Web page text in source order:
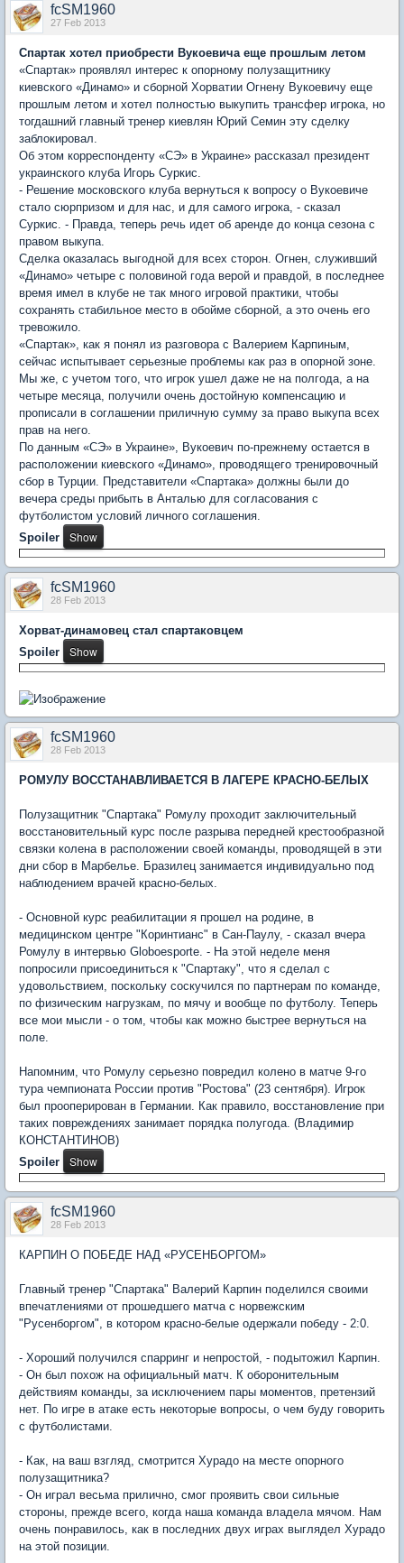
fcSM1960
27 Feb 2013
Спартак хотел приобрести Вукоевича еще прошлым летом
«Спартак» проявлял интерес к опорному полузащитнику
киевского «Динамо» и сборной Хорватии Огнену Вукоевичу еще
прошлым летом и хотел полностью выкупить трансфер игрока, но
тогдашний главный тренер киевлян Юрий Семин эту сделку
заблокировал.
Об этом корреспонденту «СЭ» в Украине» рассказал президент
украинского клуба Игорь Суркис.
- Решение московского клуба вернуться к вопросу о Вукоевиче
стало сюрпризом и для нас, и для самого игрока, - сказал
Суркис. - Правда, теперь речь идет об аренде до конца сезона с
правом выкупа.
Сделка оказалась выгодной для всех сторон. Огнен, служивший
«Динамо» четыре с половиной года верой и правдой, в последнее
время имел в клубе не так много игровой практики, чтобы
сохранять стабильное место в обойме сборной, а это очень его
тревожило.
«Спартак», как я понял из разговора с Валерием Карпиным,
сейчас испытывает серьезные проблемы как раз в опорной зоне.
Мы же, с учетом того, что игрок ушел даже не на полгода, а на
четыре месяца, получили очень достойную компенсацию и
прописали в соглашении приличную сумму за право выкупа всех
прав на него.
По данным «СЭ» в Украине», Вукоевич по-прежнему остается в
расположении киевского «Динамо», проводящего тренировочный
сбор в Турции. Представители «Спартака» должны были до
вечера среды прибыть в Анталью для согласования с
футболистом условий личного соглашения.
Spoiler
fcSM1960
28 Feb 2013
Хорват-динамовец стал спартаковцем
Spoiler
fcSM1960
28 Feb 2013
РОМУЛУ ВОССТАНАВЛИВАЕТСЯ В ЛАГЕРЕ КРАСНО-БЕЛЫХ
Полузащитник "Спартака" Ромулу проходит заключительный
восстановительный курс после разрыва передней крестообразной
связки колена в расположении своей команды, проводящей в эти
дни сбор в Марбелье. Бразилец занимается индивидуально под
наблюдением врачей красно-белых.
- Основной курс реабилитации я прошел на родине, в
медицинском центре "Коринтианс" в Сан-Паулу, - сказал вчера
Ромулу в интервью Globoesporte. - На этой неделе меня
попросили присоединиться к "Спартаку", что я сделал с
удовольствием, поскольку соскучился по партнерам по команде,
по физическим нагрузкам, по мячу и вообще по футболу. Теперь
все мои мысли - о том, чтобы как можно быстрее вернуться на
поле.
Напомним, что Ромулу серьезно повредил колено в матче 9-го
тура чемпионата России против "Ростова" (23 сентября). Игрок
был прооперирован в Германии. Как правило, восстановление при
таких повреждениях занимает порядка полугода. (Владимир
КОНСТАНТИНОВ)
Spoiler
fcSM1960
28 Feb 2013
КАРПИН О ПОБЕДЕ НАД «РУСЕНБОРГОМ»
Главный тренер "Спартака" Валерий Карпин поделился своими
впечатлениями от прошедшего матча с норвежским
"Русенборгом", в котором красно-белые одержали победу - 2:0.
- Хороший получился спарринг и непростой, - подытожил Карпин.
- Он был похож на официальный матч. К оборонительным
действиям команды, за исключением пары моментов, претензий
нет. По игре в атаке есть некоторые вопросы, о чем буду говорить
с футболистами.
- Как, на ваш взгляд, смотрится Хурадо на месте опорного
полузащитника?
- Он играл весьма прилично, смог проявить свои сильные
стороны, прежде всего, когда наша команда владела мячом. Нам
очень понравилось, как в последних двух играх выглядел Хурадо
на этой позиции.